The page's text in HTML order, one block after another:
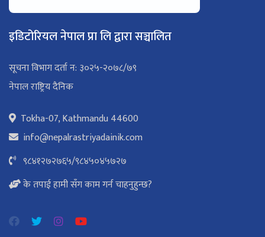
इडिटोरियल नेपाल प्रा लि द्वारा सञ्चालित
सूचना विभाग दर्ता न: ३०२५-२०७८/७९
नेपाल राष्ट्रिय दैनिक
Tokha-07, Kathmandu 44600
info@nepalrastriyadainik.com
९८४१२७२७६५/९८४५०४५७२७
के तपाई हामी सँग काम गर्न चाहनुहुन्छ?